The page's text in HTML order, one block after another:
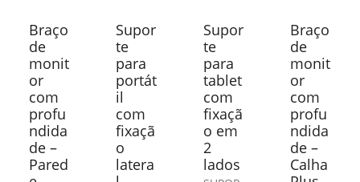
Braço
de
monit
or
com
profu
ndida
de –
Pared
Supor
te
para
portát
il
com
fixaçã
o
latera
Supor
te
para
tablet
com
fixaçã
o em
2
lados
Braço
de
monit
or
com
profu
ndida
de –
Calha